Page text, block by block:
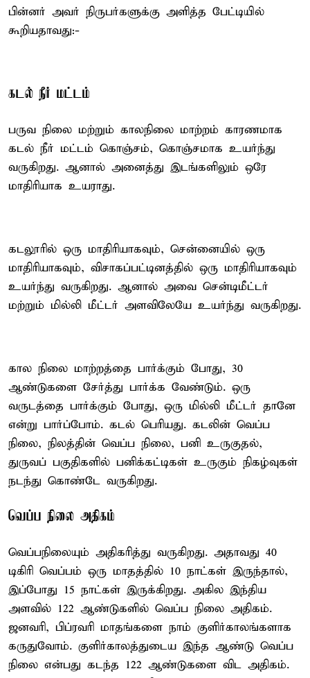
பின்னர் அவர் நிருபர்களுக்கு அளித்த பேட்டியில்
கூறியதாவது:-
கடல் நீர் மட்டம்
பருவ நிலை மற்றும் காலநிலை மாற்றம் காரணமாக
கடல் நீர் மட்டம் கொஞ்சம், கொஞ்சமாக உயர்ந்து
வருகிறது. ஆனால் அனைத்து இடங்களிலும் ஒரே
மாதிரியாக உயராது.
கடலூரில் ஒரு மாதிரியாகவும், சென்னையில் ஒரு
மாதிரியாகவும், விசாகப்பட்டினத்தில் ஒரு மாதிரியாகவும்
உயர்ந்து வருகிறது. ஆனால் அவை சென்டிமீட்டர்
மற்றும் மில்லி மீட்டர் அளவிலேயே உயர்ந்து வருகிறது.
கால நிலை மாற்றத்தை பார்க்கும் போது, 30
ஆண்டுகளை சேர்த்து பார்க்க வேண்டும். ஒரு
வருடத்தை பார்க்கும் போது, ஒரு மில்லி மீட்டர் தானே
என்று பார்ப்போம். கடல் பெரியது. கடலின் வெப்ப
நிலை, நிலத்தின் வெப்ப நிலை, பனி உருகுதல்,
துருவப் பகுதிகளில் பனிக்கட்டிகள் உருகும் நிகழ்வுகள்
நடந்து கொண்டே வருகிறது.
வெப்ப நிலை அதிகம்
வெப்பநிலையும் அதிகரித்து வருகிறது. அதாவது 40
டிகிரி வெப்பம் ஒரு மாதத்தில் 10 நாட்கள் இருந்தால்,
இப்போது 15 நாட்கள் இருக்கிறது. அகில இந்திய
அளவில் 122 ஆண்டுகளில் வெப்ப நிலை அதிகம்.
ஜனவரி, பிப்ரவரி மாதங்களை நாம் குளிர்காலங்களாக
கருதுவோம். குளிர்காலத்துடைய இந்த ஆண்டு வெப்ப
நிலை என்பது கடந்த 122 ஆண்டுகளை விட அதிகம்.